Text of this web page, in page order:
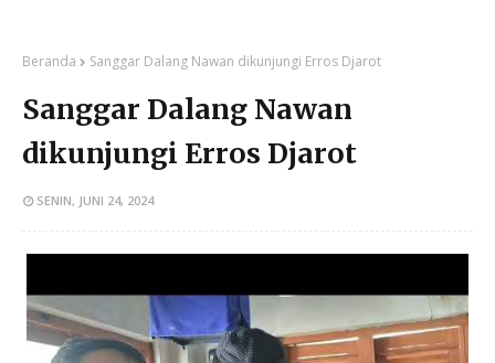
Beranda Sanggar Dalang Nawan dikunjungi Erros Djarot
Sanggar Dalang Nawan
dikunjungi Erros Djarot
SENIN, JUNI 24, 2024